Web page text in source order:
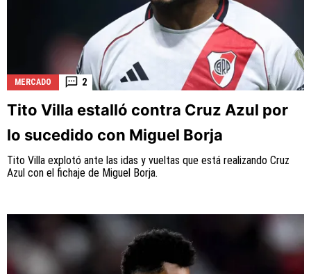
MERCADO 2
Tito Villa estalló contra Cruz Azul por
lo sucedido con Miguel Borja
Tito Villa explotó ante las idas y vueltas que está realizando Cruz
Azul con el fichaje de Miguel Borja.